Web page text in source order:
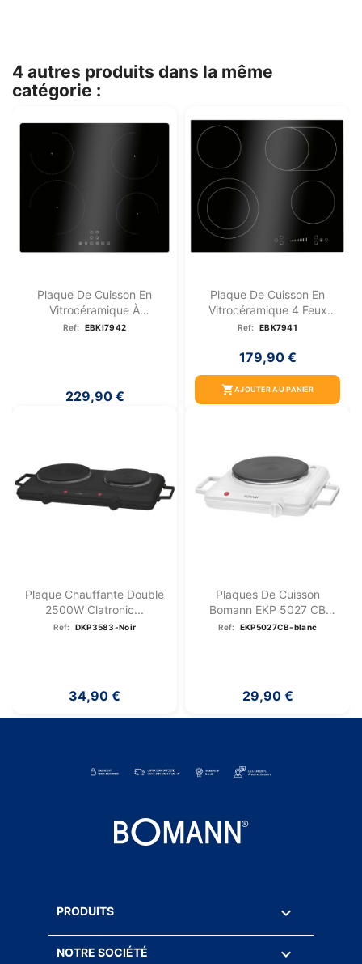
4 autres produits dans la même
catégorie :
Plaque De Cuisson En
Vitrocéramique À
Induction...
Ref: EBKI7942
229,90 €
Plaque De Cuisson En
Vitrocéramique 4 Feux
Avec...
Ref: EBK7941
179,90 €
shopping_cartAJOUTER AU PANIER
Plaque Chauffante Double
2500W Clatronic...
Ref: DKP3583-Noir
34,90 €
Plaques De Cuisson
Bomann EKP 5027 CB
Blanc
Ref: EKP5027CB-blanc
29,90 €
PRODUITS 
NOTRE SOCIÉTÉ 